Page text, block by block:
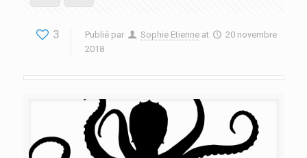
3 Publié par Sophie Etienne at
20 novembre
2018